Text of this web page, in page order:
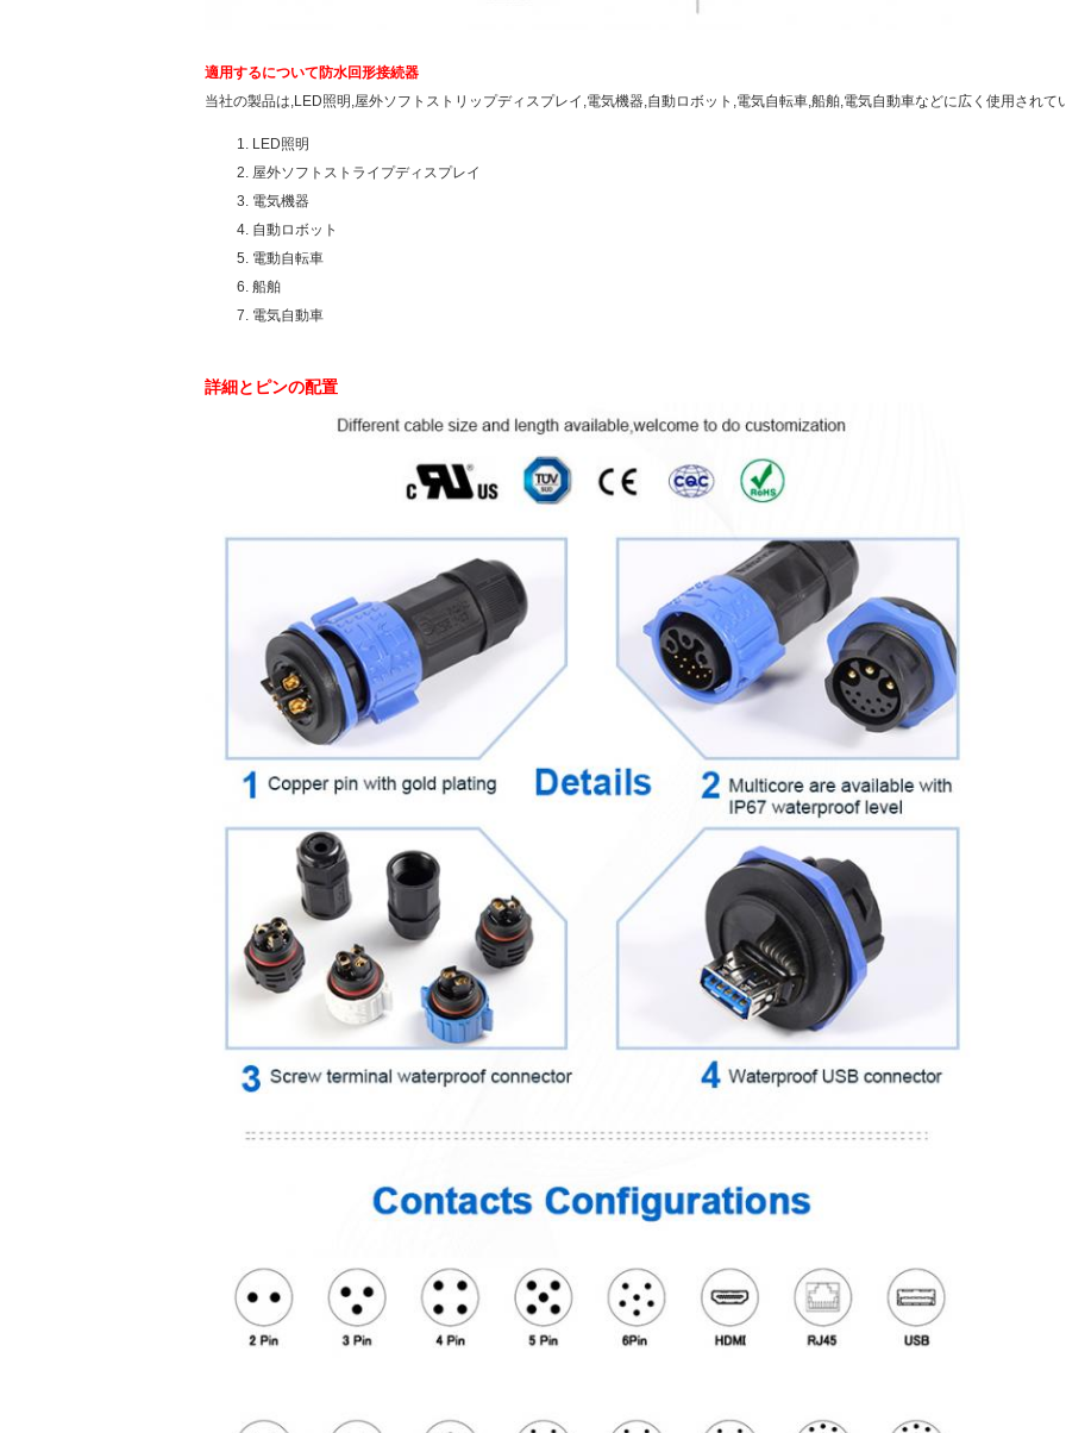
適用するについて 防水回形接続器
当社の製品は,LED照明,屋外ソフトストリップディスプレイ,電気機器,自動ロボット,電気自転車,船舶,電気自動車などに広く使用されて
LED照明
屋外ソフトストライプディスプレイ
電気機器
自動ロボット
電動自転車
船舶
電気自動車
詳細とピンの配置